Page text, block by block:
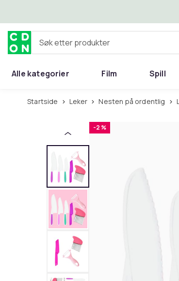
Søk etter produkter
Alle kategorier Film Spill
Startside Leker Nesten på ordentlig
-2 %